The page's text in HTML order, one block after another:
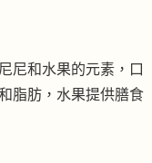
尼和水果的元素，口
脂肪，水果提供膳食